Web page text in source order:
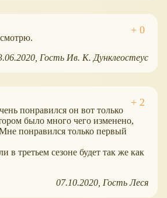
Гость Ив. К. Дунклеостеус
понравился он вот только
было много чего изменено,
понравился только первый
в третьем сезоне будет так же как
07.10.2020 Гость Леся